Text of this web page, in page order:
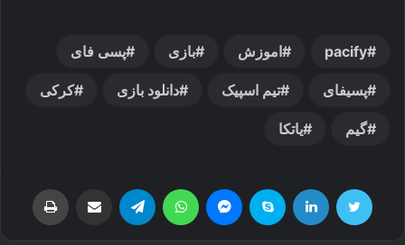
pacify اموزش بازی پسی فای
پسیفای تیم اسپیک دانلود بازی کرکی
گیم یاتکا
توییتر لینکدین اسکایپ پیام رسان اشتراک گذاری از طریق ایمیل